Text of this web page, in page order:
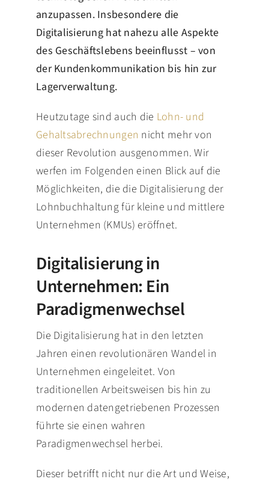
anzupassen. Insbesondere die
Digitalisierung hat nahezu alle Aspekte
des Geschäftslebens beeinflusst – von
der Kundenkommunikation bis hin zur
Lagerverwaltung.
Heutzutage sind auch die Lohn- und
Gehaltsabrechnungen nicht mehr von
dieser Revolution ausgenommen. Wir
werfen im Folgenden einen Blick auf die
Möglichkeiten, die die Digitalisierung der
Lohnbuchhaltung für kleine und mittlere
Unternehmen (KMUs) eröffnet.
Digitalisierung in
Unternehmen: Ein
Paradigmenwechsel
Die Digitalisierung hat in den letzten
Jahren einen revolutionären Wandel in
Unternehmen eingeleitet. Von
traditionellen Arbeitsweisen bis hin zu
modernen datengetriebenen Prozessen
führte sie einen wahren
Paradigmenwechsel herbei.
Dieser betrifft nicht nur die Art und Weise,